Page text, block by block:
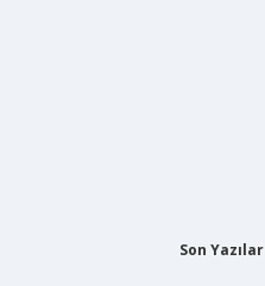
Son Yazılar